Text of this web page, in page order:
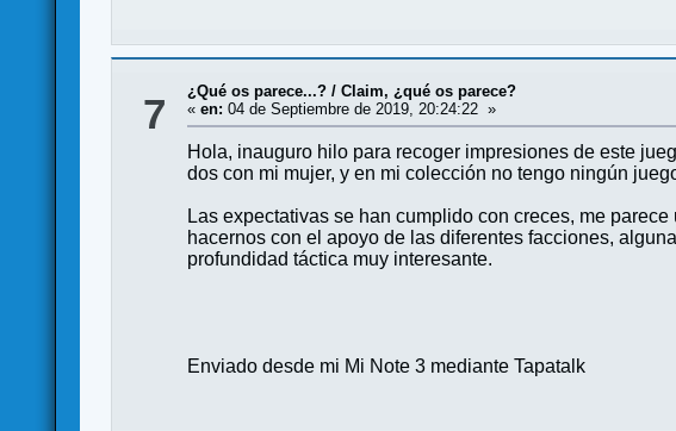
7 ¿Qué os parece...? /Claim, ¿qué os parece?
«en: 04 de Septiembre de 2019, 20:24:22 »
Hola, inauguro hilo para recoger impresiones de este
dos con mi mujer, y en mi colección no tengo ningún
Las expectativas se han cumplido con creces, me
hacernos con el apoyo de las diferentes facciones,
profundidad táctica muy interesante.
Enviado desde mi Mi Note 3 mediante Tapatalk